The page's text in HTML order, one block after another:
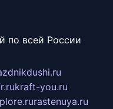
по всей России
kraft-you.ru
rastenuya.ru